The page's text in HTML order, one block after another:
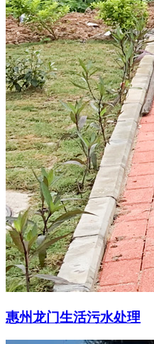
惠州龙门生活污水处理